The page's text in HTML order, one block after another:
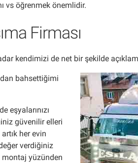
vs öğrenmek önemlidir.
Firması
kendimizi de net bir şekilde
bahsettiğimi
eşyalarınızı
güvenilir elleri
her evin
verdiğiniz
montaj yüzünden